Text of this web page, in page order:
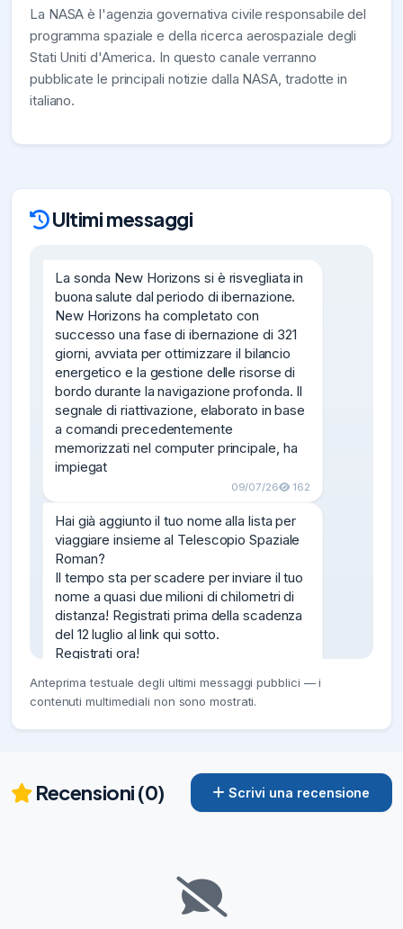
La NASA è l'agenzia governativa civile responsabile del
programma spaziale e della ricerca aerospaziale degli
Stati Uniti d'America. In questo canale verranno
pubblicate le principali notizie dalla NASA, tradotte in
italiano.
Ultimi messaggi
La sonda New Horizons si è risvegliata in
buona salute dal periodo di ibernazione.
New Horizons ha completato con
successo una fase di ibernazione di 321
giorni, avviata per ottimizzare il bilancio
energetico e la gestione delle risorse di
bordo durante la navigazione profonda. Il
segnale di riattivazione, elaborato in base
a comandi precedentemente
memorizzati nel computer principale, ha
impiegat
09/07/26 162
Hai già aggiunto il tuo nome alla lista per
viaggiare insieme al Telescopio Spaziale
Roman?
Il tempo sta per scadere per inviare il tuo
nome a quasi due milioni di chilometri di
distanza! Registrati prima della scadenza
del 12 luglio al link qui sotto.
Registrati ora!
@NasaITA
ammasso di stelle e si trova nella nostra
galassia, la Via Lattea. Questa nuova
centro della galassia insieme a sorgenti di
raggi X puntiformi in tutta la parte centrale
dell'immagine. La luce ottica, infrarossa e
Anteprima testuale degli ultimi messaggi pubblici — i
contenuti multimediali non sono mostrati.
Recensioni (0) Scrivi una recensione